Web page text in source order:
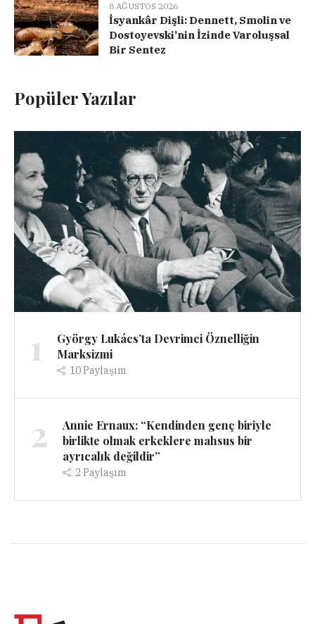
8 AĞUSTOS 2026
İsyankâr Dişli: Dennett, Smolin ve
Dostoyevski’nin İzinde Varoluşsal
Bir Sentez
Popüler Yazılar
1
György Lukács’ta Devrimci Öznelliğin
Marksizmi
10Paylaşım
2
Annie Ernaux: “Kendinden genç biriyle
birlikte olmak erkeklere mahsus bir
ayrıcalık değildir”
2 Paylaşım